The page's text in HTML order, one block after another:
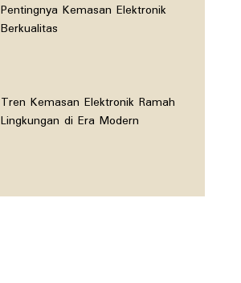
Pentingnya Kemasan Elektronik
Berkualitas
Tren Kemasan Elektronik Ramah
Lingkungan di Era Modern